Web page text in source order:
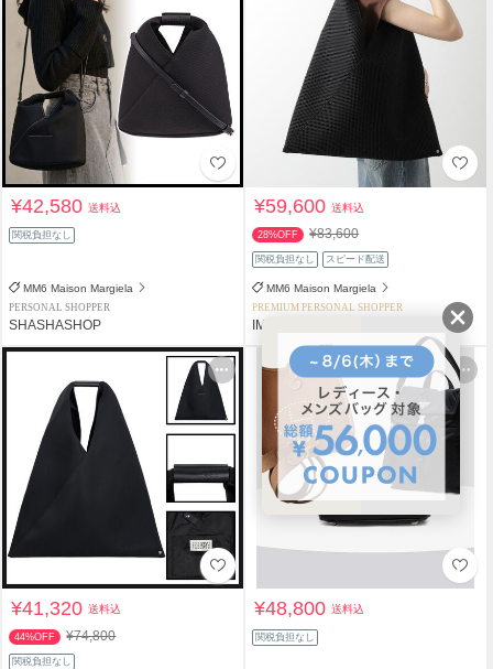
¥42,580送料込
関税負担なし
MM6 Maison Margiela
PERSONAL SHOPPER
SHASHASHOP
¥59,600送料込
28%OFF ¥83,600
関税負担なし スピード配送
MM6 Maison Margiela
PREMIUM PERSONAL SHOPPER
IMPORT SELECT musee
¥41,320送料込
44%OFF ¥74,800
関税負担なし
¥48,800送料込
関税負担なし